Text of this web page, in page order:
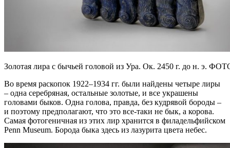
Золотая лира с бычьей головой из Ура. Ок. 2450 г. до н. э.
Во время раскопок 1922–1934 гг. были найдены четыре лиры
– одна серебряная, остальные золотые, и все украшены
головами быков. Одна голова, правда, без кудрявой бороды –
и поэтому предполагают, что это все-таки не бык, а корова.
Самая фотогеничная из этих лир хранится в филадельфийском
Penn Museum. Борода быка здесь из лазурита цвета небес.